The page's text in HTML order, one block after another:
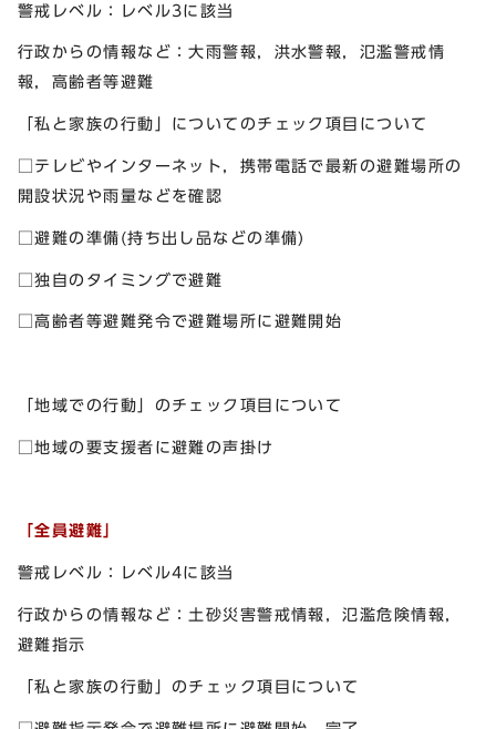
警戒レベル：レベル3に該当
行政からの情報など：大雨警報，洪水警報，氾濫警戒情
報，高齢者等避難
「私と家族の行動」についてのチェック項目について
□テレビやインターネット，携帯電話で最新の避難場所の
開設状況や雨量などを確認
□避難の準備(持ち出し品などの準備)
□独自のタイミングで避難
□高齢者等避難発令で避難場所に避難開始
「地域での行動」のチェック項目について
□地域の要支援者に避難の声掛け
「全員避難」
警戒レベル：レベル4に該当
行政からの情報など：土砂災害警戒情報，氾濫危険情報，
避難指示
「私と家族の行動」のチェック項目について